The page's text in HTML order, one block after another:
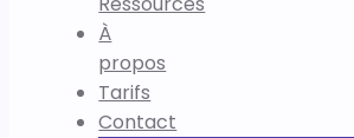
À
propos
Tarifs
Contact